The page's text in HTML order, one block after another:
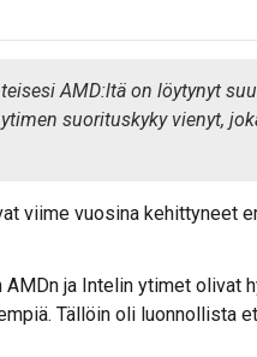
AMD:ltä on löytynyt
suorituskyky vienyt,
viime vuosina kehittyneet
ja Intelin ytimet olivat
Tällöin oli luonnollista